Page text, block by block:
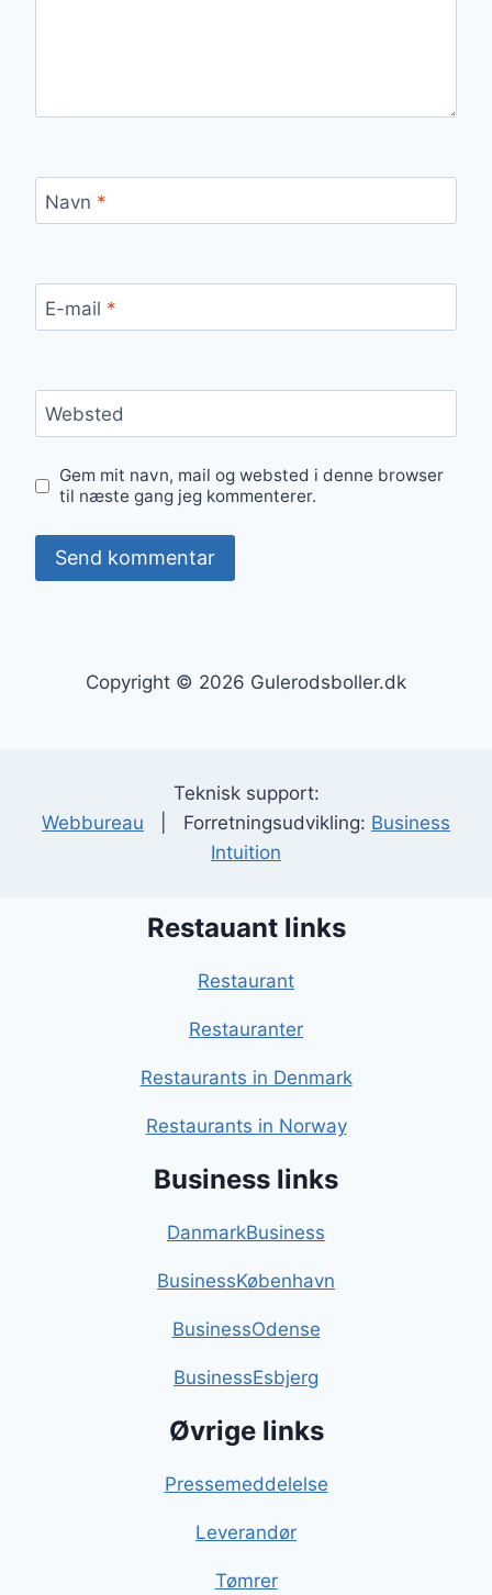
Navn *
E-mail *
Websted
Gem mit navn, mail og websted i denne browser
til næste gang jeg kommenterer.
Copyright © 2026 Gulerodsboller.dk
Teknisk support:
Webbureau | Forretningsudvikling: Business
Intuition
Restauant links
Restaurant
Restauranter
Restaurants in Denmark
Restaurants in Norway
Business links
DanmarkBusiness
BusinessKøbenhavn
BusinessOdense
BusinessEsbjerg
Øvrige links
Pressemeddelelse
Leverandør
Tømrer